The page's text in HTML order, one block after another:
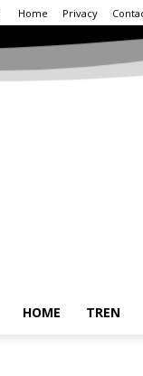
Home Privacy
HOME TREN